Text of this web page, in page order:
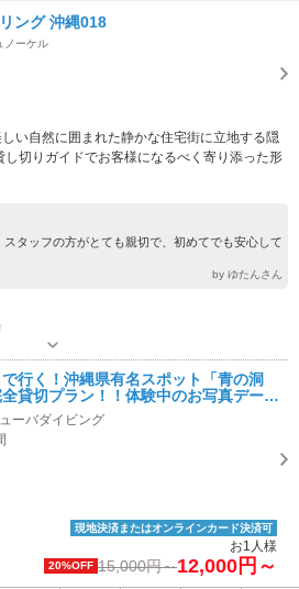
ング 沖縄018
ノーケル
い自然に囲まれた静かな住宅街に立地する隠
切りガイドでお客様になるべく寄り添った形
タッフの方がとても親切で、初めてでも安心して
by ゆたんさん
行く！沖縄県有名スポット「青の洞
貸切プラン！！体験中のお写真データ
ワーやトイレなどの施設使用料無
ーバダイビング
現地決済またはオンラインカード決済可
お1人様
20%OFF 15,000円～12,000円～